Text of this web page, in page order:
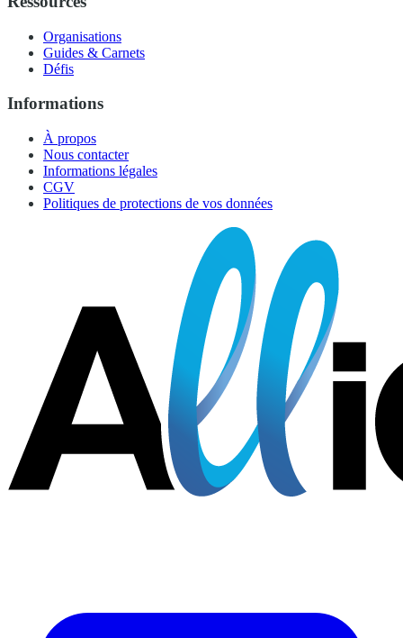
Organisations
Guides & Carnets
Défis
Informations
À propos
Nous contacter
Informations légales
CGV
Politiques de protections de vos données